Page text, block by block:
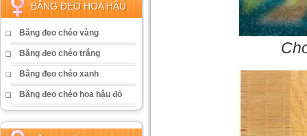
BĂNG ĐEO HOA HẬU
Băng đeo chéo vàng
Băng đeo chéo trắng
Băng đeo chéo xanh
Băng đeo chéo hoa hậu đỏ